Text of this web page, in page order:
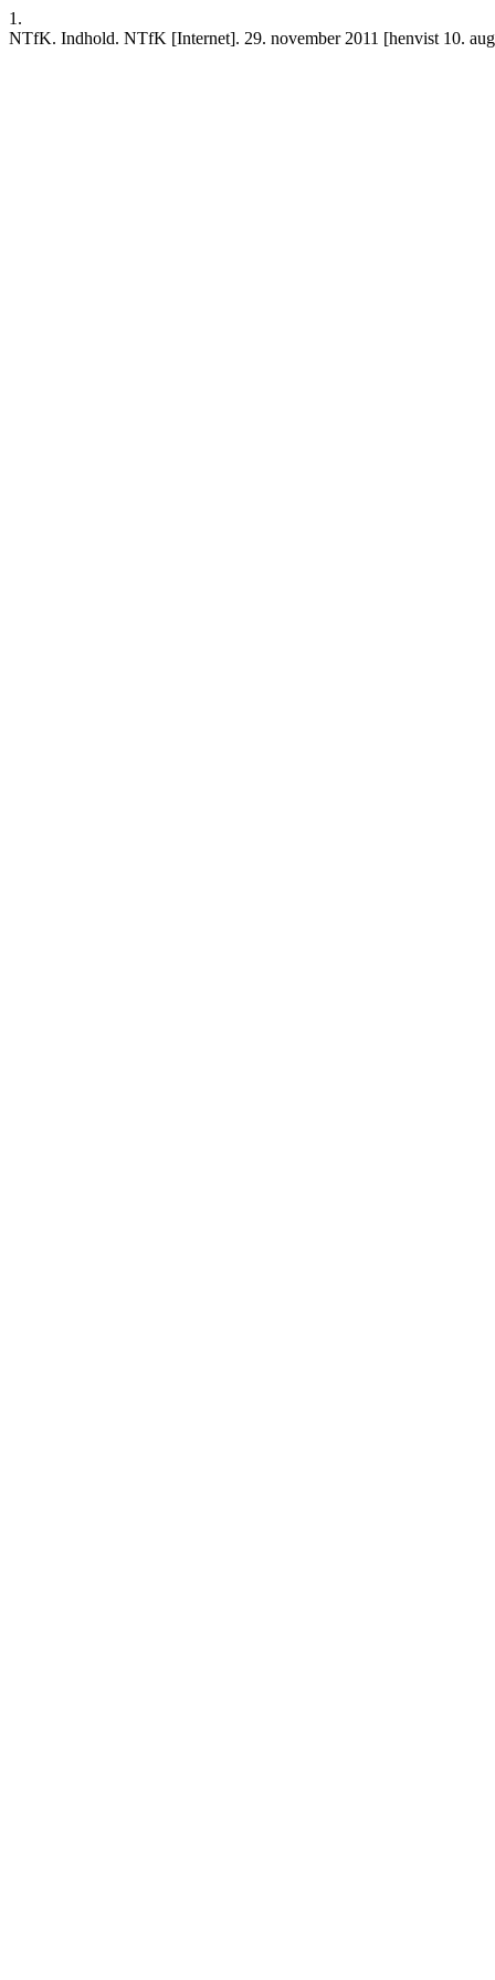
1.
NTfK. Indhold. NTfK [Internet]. 29. november 2011 [henvist 10.